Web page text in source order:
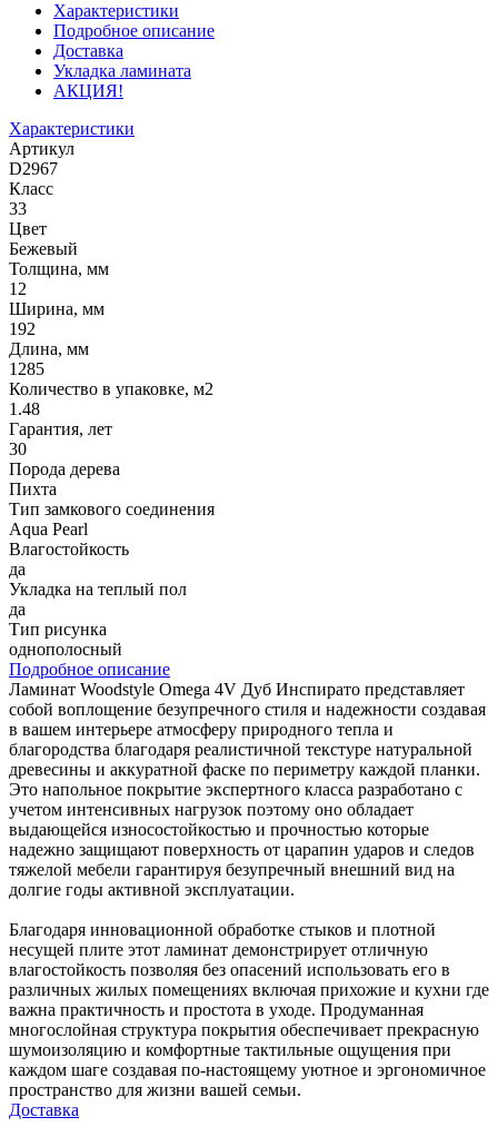
Характеристики
Подробное описание
Доставка
Укладка ламината
АКЦИЯ!
Характеристики
Артикул
D2967
Класс
33
Цвет
Бежевый
Толщина, мм
12
Ширина, мм
192
Длина, мм
1285
Количество в упаковке, м2
1.48
Гарантия, лет
30
Порода дерева
Пихта
Тип замкового соединения
Aqua Pearl
Влагостойкость
да
Укладка на теплый пол
да
Тип рисунка
однополосный
Подробное описание
Ламинат Woodstyle Omega 4V Дуб Инспирато представляет
собой воплощение безупречного стиля и надежности создавая
в вашем интерьере атмосферу природного тепла и
благородства благодаря реалистичной текстуре натуральной
древесины и аккуратной фаске по периметру каждой планки.
Это напольное покрытие экспертного класса разработано с
учетом интенсивных нагрузок поэтому оно обладает
выдающейся износостойкостью и прочностью которые
надежно защищают поверхность от царапин ударов и следов
тяжелой мебели гарантируя безупречный внешний вид на
долгие годы активной эксплуатации.
Благодаря инновационной обработке стыков и плотной
несущей плите этот ламинат демонстрирует отличную
влагостойкость позволяя без опасений использовать его в
различных жилых помещениях включая прихожие и кухни где
важна практичность и простота в уходе. Продуманная
многослойная структура покрытия обеспечивает прекрасную
шумоизоляцию и комфортные тактильные ощущения при
каждом шаге создавая по-настоящему уютное и эргономичное
пространство для жизни вашей семьи.
Доставка